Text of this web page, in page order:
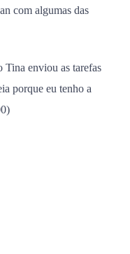
com algumas das
Tina enviou as tarefas
porque eu tenho a